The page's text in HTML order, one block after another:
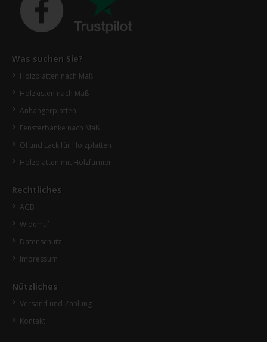
Was suchen Sie?
Holzplatten nach Maß
Holzkisten nach Maß
Anhängerplatten
Fensterbänke nach Maß
Öl und Lack für Holzplatten
Holzplatten mit Holzfurnier
Rechtliches
AGB
Widerruf
Datenschutz
Impressum
Nützliches
Versand und Zahlung
Kontakt